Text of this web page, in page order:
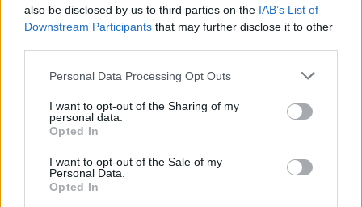
also be disclosed by us to third parties on the IAB’s List of
Downstream Participants that may further disclose it to other
Personal Data Processing Opt Outs
I want to opt-out of the Sharing of my
personal data.
Opted In
I want to opt-out of the Sale of my
Personal Data.
Opted In
Commentaires
Pour prolonger le plaisir musical :
Vous aimez chanter, apprenez la guitare chez
Télécharger légalement les MP3 ou trouver le CD sur
Trouver des vinyles et des CD sur